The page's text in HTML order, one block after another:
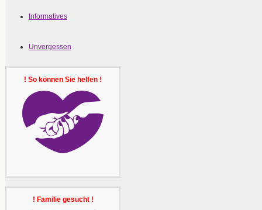
Informatives
Unvergessen
! So können Sie helfen !
! Familie gesucht !